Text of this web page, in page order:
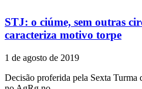
STJ: o ciúme, sem outras
caracteriza motivo torpe
1 de agosto de 2019
Decisão proferida pela Sexta Turma